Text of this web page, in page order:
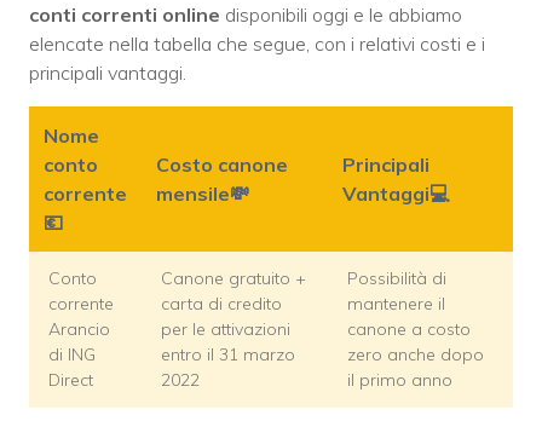
conti correnti online disponibili oggi e le abbiamo
elencate nella tabella che segue, con i relativi costi e i
principali vantaggi.
Nome
conto
corrente
💶
Costo canone
mensile💸
Principali
Vantaggi💻
Conto
corrente
Arancio
di ING
Direct
Canone gratuito +
carta di credito
per le attivazioni
entro il 31 marzo
2022
Possibilità di
mantenere il
canone a costo
zero anche dopo
il primo anno